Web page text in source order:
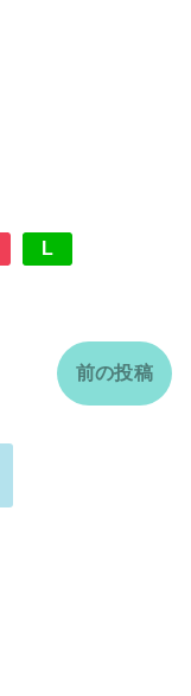
L
前の投稿